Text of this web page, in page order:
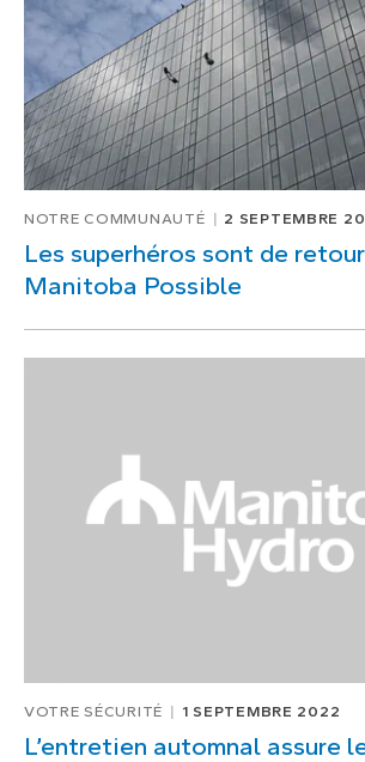
NOTRE COMMUNAUTÉ 2 SEPTEMBRE
Les superhéros sont de
Manitoba Possible
VOTRE SÉCURITÉ 1 SEPTEMBRE 2022
L’entretien automnal assure